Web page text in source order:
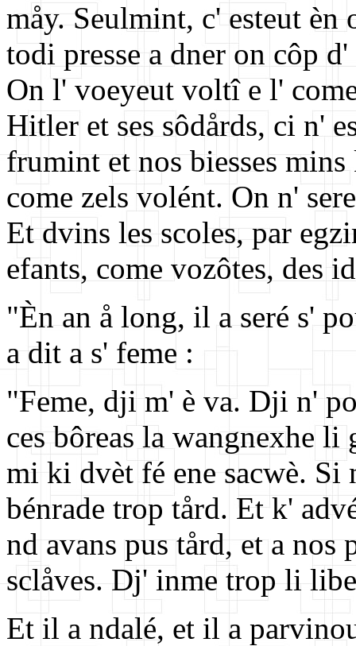
måy. Seulmint, c' esteut èn
todi presse a dner on côp
On l' voeyeut voltî e l'
Hitler et ses sôdårds, ci n'
frumint et nos biesses
come zels volént. On n'
Et dvins les scoles, par
efants, come vozôtes, des
"Èn an å long, il a seré s'
a dit a s' feme :
"Feme, dji m' è va. Dji n'
ces bôreas la wangnexhe li
mi ki dvèt fé ene sacwè. Si
bénrade trop tård. Et k'
nd avans pus tård, et a
sclåves. Dj' inme trop li
Et il a ndalé, et il a